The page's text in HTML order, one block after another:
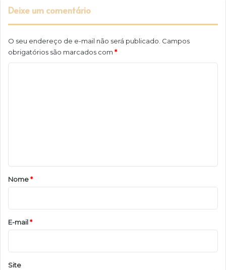
Deixe um comentário
O seu endereço de e-mail não será publicado. Campos
obrigatórios são marcados com *
r
o
*
Nome*
E-mail*
Site